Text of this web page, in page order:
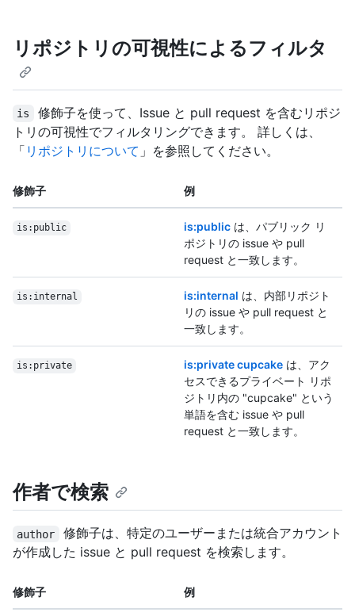
リポジトリの可視性によるフィルタ
is
修飾子を使って、Issue と pull request を含むリポジ
トリの可視性でフィルタリングできます。 詳しくは、
「 リポジトリについて 」を参照してください。
修飾子 例
is:public is:public は、パブリック リ
ポジトリの issue や pull
request と一致します。
is:internal is:internal は、内部リポジト
リの issue や pull request と
一致します。
is:private is:private cupcake は、アク
セスできるプライベート リポ
ジトリ内の "cupcake" という
単語を含む issue や pull
request と一致します。
作者で検索
author
修飾子は、特定のユーザーまたは統合アカウント
が作成した issue と pull request を検索します。
修飾子 例